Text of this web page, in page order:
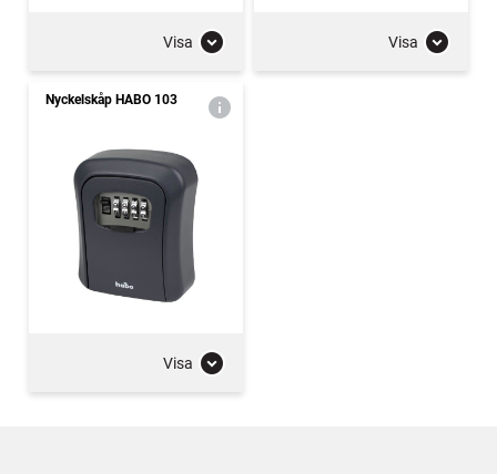
Visa Visa
Nyckelskåp HABO 103
Visa